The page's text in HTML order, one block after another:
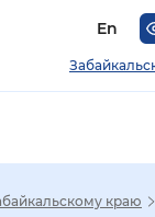
En
краю